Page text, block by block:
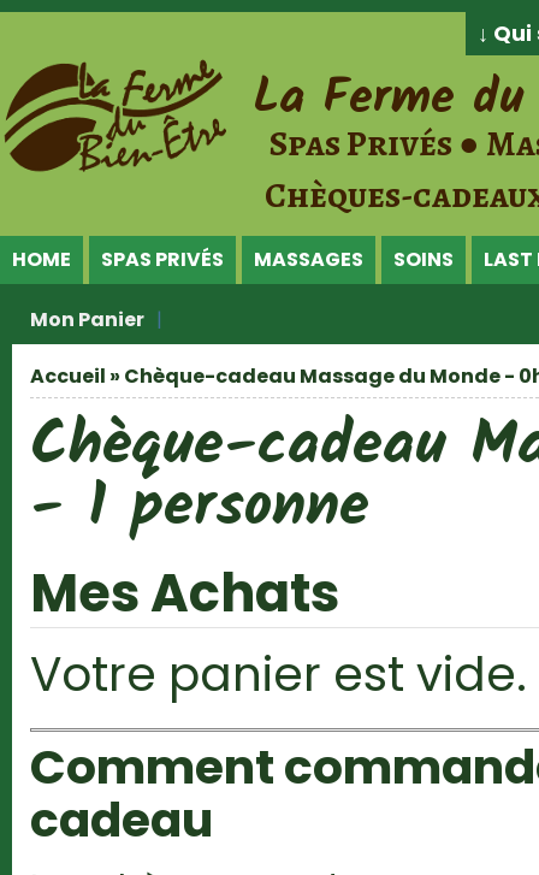
Jump to Content
↓
La Ferme
Spas Privés ●
Chèques-
HOME SPAS PRIVÉS MASSAGES SOINS LAST
Mon Panier
Vous êtes ici
Accueil » Chèque-cadeau Massage du Monde -
Chèque-cadeau
- 1 personne
Mes Achats
Votre panier est vide.
Comment
cadeau